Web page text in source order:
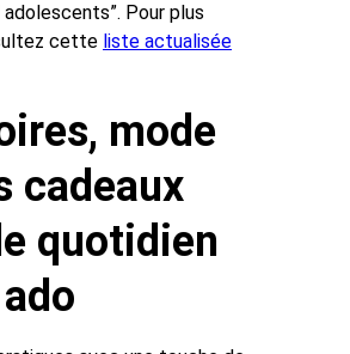
Pour plus
cette liste actualisée
mode
cadeaux
quotidien